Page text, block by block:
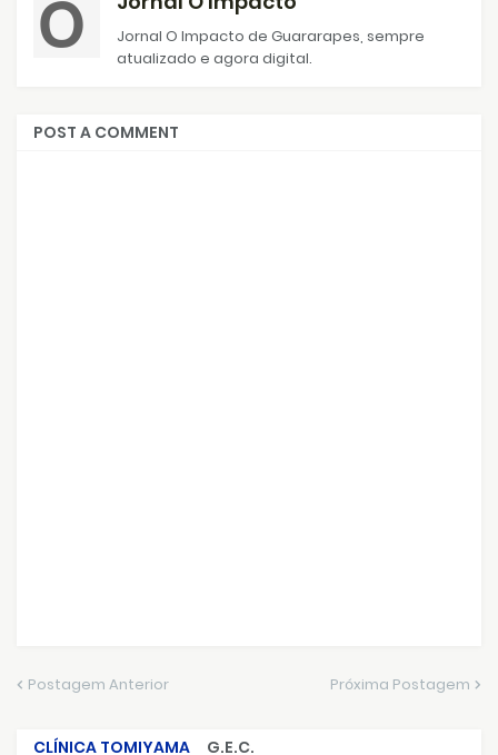
Jornal O Impacto de Guararapes, sempre
atualizado e agora digital.
POST A COMMENT
Postagem Anterior Próxima Postagem
CLÍNICA TOMIYAMA G.E.C.